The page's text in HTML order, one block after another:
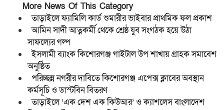
More News Of This Category
তাড়াইলে ফ্যামিলি কার্ড শুমারীর ভাইবার প্রাথমিক ফল প্রকাশ
আমিন সাদী আত্নকর্মী থেকে শ্রেষ্ঠ যুব সংগঠক হয়ে উঠা
সাফল্যের গল্প
ইসলামী ব্যাংক কিশোরগঞ্জ গাইটাল উপ শাখায় গ্রাহক সমাবেশ
অনুষ্ঠিত
পরিচ্ছন্ন নগরীর দাবিতে কিশোরগঞ্জ এপেক্স ক্লাবের অবস্থান
কর্মসূচি ও ডাস্টবিন বিতরণ
তাড়াইলে ‘এক দেশ এক কিউআর’ ও ক্যাশলেস বাংলাদেশ